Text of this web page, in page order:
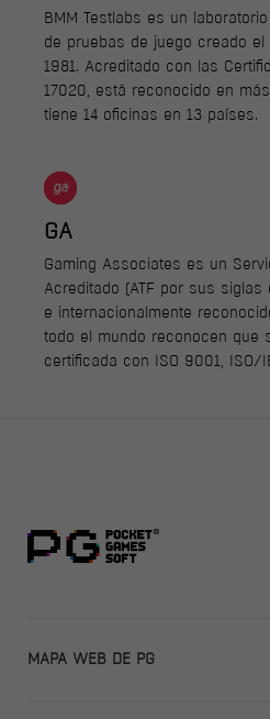
BMM Testlabs es un
de pruebas de juego creado el
1981. Acreditado con las
17020, está reconocido en
tiene 14 oficinas en 13 países.
GA
Gaming Associates es un
Acreditado (ATF por sus siglas
e internacionalmente
todo el mundo reconocen que
certificada con ISO 9001, ISO/
MAPA WEB DE PG